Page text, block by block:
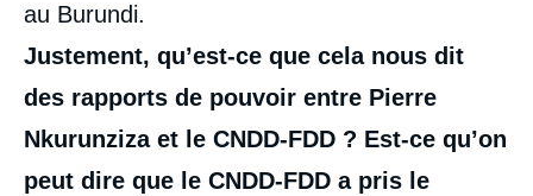
au Burundi.
Justement, qu’est-ce que cela nous dit
des rapports de pouvoir entre Pierre
Nkurunziza et le CNDD-FDD ? Est-ce qu’on
peut dire que le CNDD-FDD a pris le